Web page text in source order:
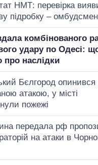
НМТ: перевірка
підробку –
комбінованого
удару по Одесі:
про наслідки
Бєлгород опинився
атакою, у місті
пожежі
передала рф
на атаки в